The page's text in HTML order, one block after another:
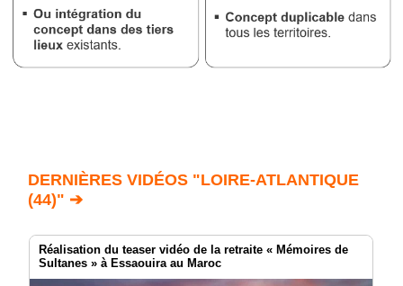
DERNIÈRES VIDÉOS "LOIRE-ATLANTIQUE
(44)" ➔
Réalisation du teaser vidéo de la retraite « Mémoires de
Sultanes » à Essaouira au Maroc